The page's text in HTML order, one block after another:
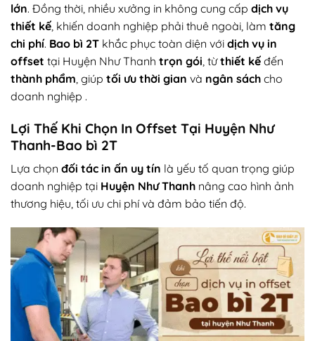
lớn. Đồng thời, nhiều xưởng in không cung cấp dịch vụ
thiết kế, khiến doanh nghiệp phải thuê ngoài, làm tăng
chi phí. Bao bì 2T khắc phục toàn diện với dịch vụ in
offset tại Huyện Như Thanh trọn gói, từthiết kế đến
thành phẩm, giúp tối ưu thời gian và ngân sách cho
doanh nghiệp .
Lợi Thế Khi Chọn In Offset Tại Huyện Như
Thanh-Bao bì 2T
Lựa chọn đối tác in ấn uy tín là yếu tố quan trọng giúp
doanh nghiệp tại Huyện Như Thanh nâng cao hình ảnh
thương hiệu, tối ưu chi phí và đảm bảo tiến độ.